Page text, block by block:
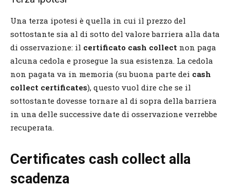
Una terza ipotesi è quella in cui il prezzo del
sottostante sia al di sotto del valore barriera alla data
di osservazione: il certificato cash collect non paga
alcuna cedola e prosegue la sua esistenza. La cedola
non pagata va in memoria (su buona parte dei cash
collect certificates), questo vuol dire che se il
sottostante dovesse tornare al di sopra della barriera
in una delle successive date di osservazione verrebbe
recuperata.
Certificates cash collect alla
scadenza